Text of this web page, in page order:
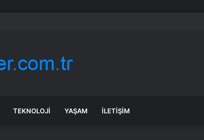
poz verdi
TEKNOLOJI YAŞAM İLETIŞIM